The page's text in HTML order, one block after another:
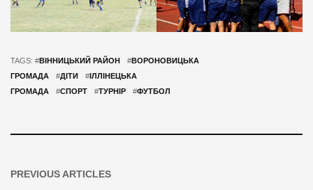
TAGS: #ВІННИЦЬКИЙ РАЙОН #ВОРОНОВИЦЬКА
ГРОМАДА
#ДІТИ # ІЛЛІНЕЦЬКА
ГРОМАДА
#СПОРТ #ТУРНІР #ФУТБОЛ
PREVIOUS ARTICLES